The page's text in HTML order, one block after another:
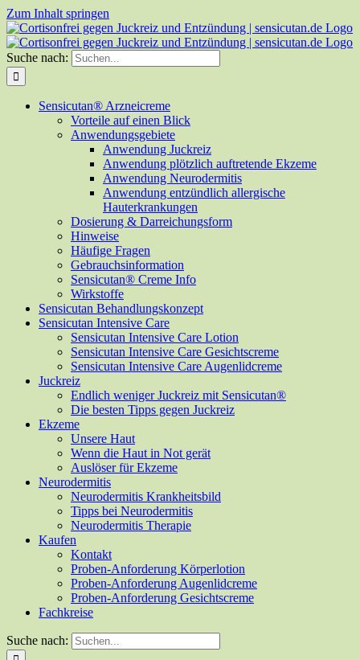
Zum Inhalt springen
Suche nach:
Sensicutan® Arzneicreme
Vorteile auf einen Blick
Anwendungsgebiete
Anwendung Juckreiz
Anwendung plötzlich auftretende Ekzeme
Anwendung Neurodermitis
Anwendung entzündlich allergische
Hauterkrankungen
Dosierung & Darreichungsform
Hinweise
Häufige Fragen
Gebrauchsinformation
Sensicutan® Creme Info
Wirkstoffe
Sensicutan Behandlungskonzept
Sensicutan Intensive Care
Sensicutan Intensive Care Lotion
Sensicutan Intensive Care Gesichtscreme
Sensicutan Intensive Care Augenlidcreme
Juckreiz
Endlich weniger Juckreiz mit Sensicutan®
Die besten Tipps gegen Juckreiz
Ekzeme
Unsere Haut
Wenn die Haut in Not gerät
Auslöser für Ekzeme
Neurodermitis
Neurodermitis Krankheitsbild
Tipps bei Neurodermitis
Neurodermitis Therapie
Kaufen
Kontakt
Proben-Anforderung Körperlotion
Proben-Anforderung Augenlidcreme
Proben-Anforderung Gesichtscreme
Fachkreise
Suche nach: